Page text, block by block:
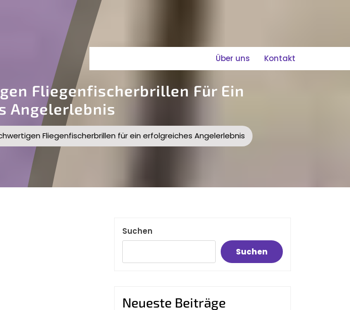
Über uns Kontakt
Fliegenfischerbrillen Für Ein
Angelerlebnis
Fliegenfischerbrillen für ein erfolgreiches Angelerlebnis
Suchen
Suchen
Neueste Beiträge